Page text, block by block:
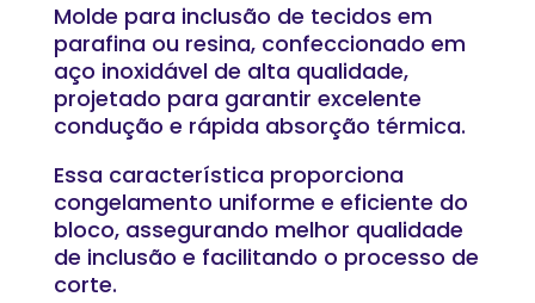
Molde para inclusão de tecidos em
parafina ou resina, confeccionado em
aço inoxidável de alta qualidade,
projetado para garantir excelente
condução e rápida absorção térmica.
Essa característica proporciona
congelamento uniforme e eficiente do
bloco, assegurando melhor qualidade
de inclusão e facilitando o processo de
corte.